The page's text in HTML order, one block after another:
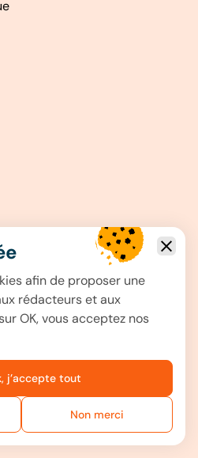
afin de proposer une
rédacteurs et aux
OK, vous acceptez nos
j’accepte tout
Non merci
des questions ?